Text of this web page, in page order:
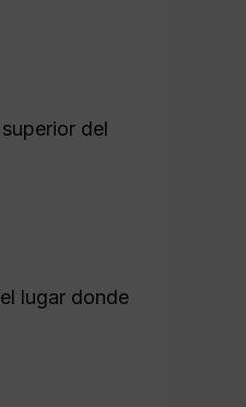
del
lugar donde